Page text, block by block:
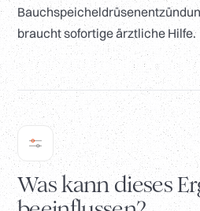
braucht sofortige ärztliche Hilfe.
Was kann dieses